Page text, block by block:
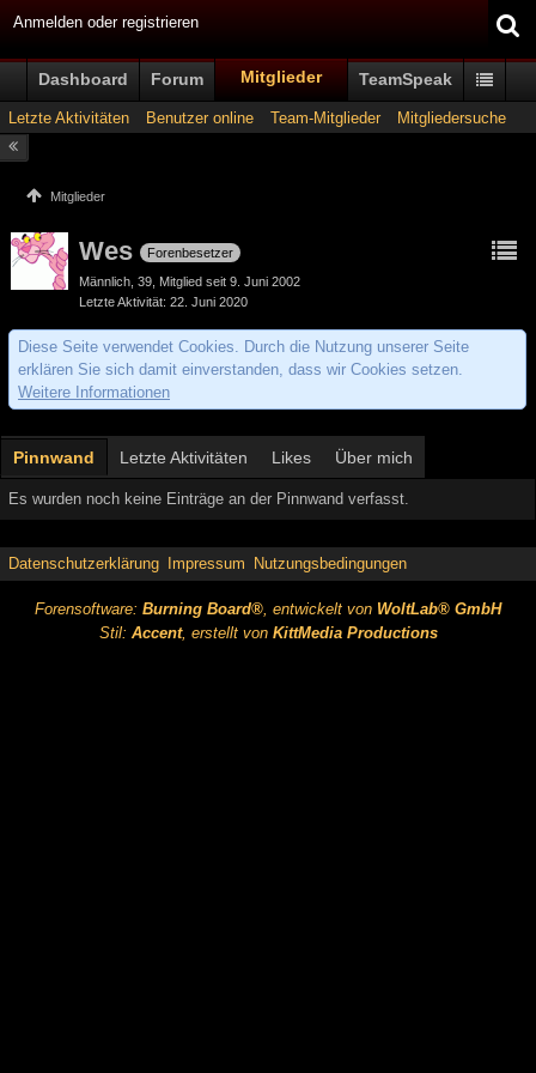
Anmelden oder registrieren
Dashboard Forum Mitglieder TeamSpeak
Letzte Aktivitäten Benutzer online Team-Mitglieder Mitgliedersuche
Mitglieder
Wes
Forenbesetzer
Männlich 39 Mitglied seit 9. Juni 2002
Letzte Aktivität 22. Juni 2020
Diese Seite verwendet Cookies. Durch die Nutzung unserer Seite
erklären Sie sich damit einverstanden, dass wir Cookies setzen.
Weitere Informationen
Pinnwand Letzte Aktivitäten Likes Über mich
Es wurden noch keine Einträge an der Pinnwand verfasst.
Datenschutzerklärung Impressum Nutzungsbedingungen
Forensoftware: Burning Board®, entwickelt von WoltLab® GmbH
Stil: Accent, erstellt von KittMedia Productions